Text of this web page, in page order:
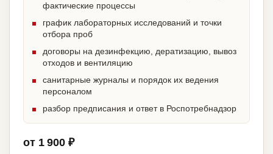
фактические процессы
график лабораторных исследований и точки
отбора проб
договоры на дезинфекцию, дератизацию, вывоз
отходов и вентиляцию
санитарные журналы и порядок их ведения
персоналом
разбор предписания и ответ в Роспотребнадзор
от 1 900 ₽